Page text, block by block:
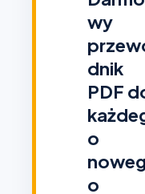
wy
dnik
PDF
o
noweg
o